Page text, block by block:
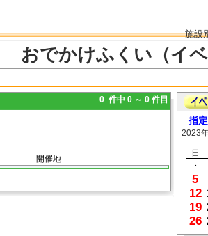
施設
おでかけふくい（イベ
0 件中 0 ～ 0 件目
開催地
指
2023
日
・
5
12
19
26